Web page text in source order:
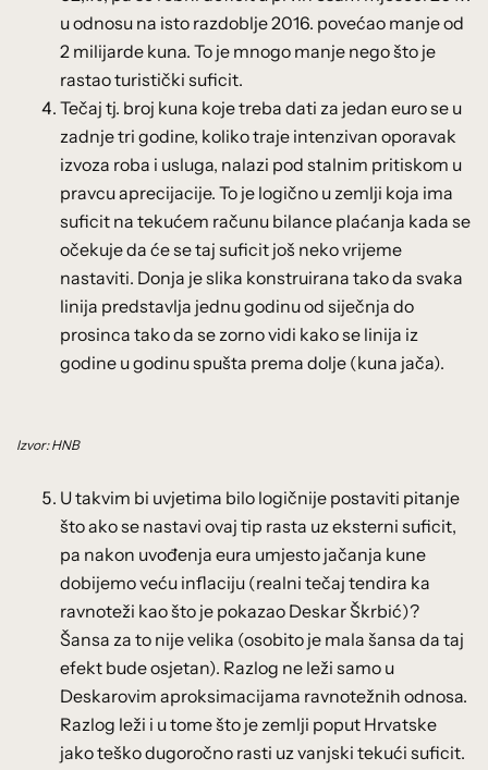
u odnosu na isto razdoblje 2016. povećao manje od
2 milijarde kuna. To je mnogo manje nego što je
rastao turistički suficit.
Tečaj tj. broj kuna koje treba dati za jedan euro se u
zadnje tri godine, koliko traje intenzivan oporavak
izvoza roba i usluga, nalazi pod stalnim pritiskom u
pravcu aprecijacije. To je logično u zemlji koja ima
suficit na tekućem računu bilance plaćanja kada se
očekuje da će se taj suficit još neko vrijeme
nastaviti. Donja je slika konstruirana tako da svaka
linija predstavlja jednu godinu od siječnja do
prosinca tako da se zorno vidi kako se linija iz
godine u godinu spušta prema dolje (kuna jača).
Izvor: HNB
U takvim bi uvjetima bilo logičnije postaviti pitanje
što ako se nastavi ovaj tip rasta uz eksterni suficit,
pa nakon uvođenja eura umjesto jačanja kune
dobijemo veću inflaciju (realni tečaj tendira ka
ravnoteži kao što je pokazao Deskar Škrbić)?
Šansa za to nije velika (osobito je mala šansa da taj
efekt bude osjetan). Razlog ne leži samo u
Deskarovim aproksimacijama ravnotežnih odnosa.
Razlog leži i u tome što je zemlji poput Hrvatske
jako teško dugoročno rasti uz vanjski tekući suficit.